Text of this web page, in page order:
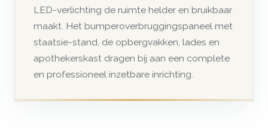
LED-verlichting de ruimte helder en bruikbaar
maakt. Het bumperoverbruggingspaneel met
staatsie-stand, de opbergvakken, lades en
apothekerskast dragen bij aan een complete
en professioneel inzetbare inrichting.